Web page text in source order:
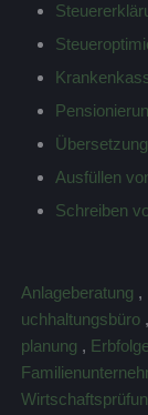
Ausfüllen
Schreiben
Anlageberatung ,
uchhaltungsbüro ,
planung ,